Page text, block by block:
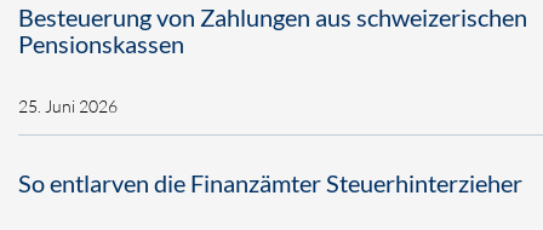
Besteuerung von Zahlungen aus schweizerischen
Pensionskassen
25. Juni 2026
So entlarven die Finanzämter Steuerhinterzieher